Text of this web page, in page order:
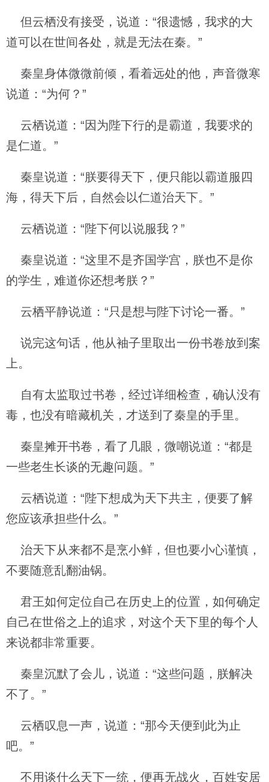
但云栖没有接受，说道：“很遗憾，我求的大
道可以在世间各处，就是无法在秦。”
秦皇身体微微前倾，看着远处的他，声音微寒
说道：“为何？”
云栖说道：“因为陛下行的是霸道，我要求的
是仁道。”
秦皇说道：“朕要得天下，便只能以霸道服四
海，得天下后，自然会以仁道治天下。”
云栖说道：“陛下何以说服我？”
秦皇说道：“这里不是齐国学宫，朕也不是你
的学生，难道你还想考朕？”
云栖平静说道：“只是想与陛下讨论一番。”
说完这句话，他从袖子里取出一份书卷放到案
上。
自有太监取过书卷，经过详细检查，确认没有
毒，也没有暗藏机关，才送到了秦皇的手里。
秦皇摊开书卷，看了几眼，微嘲说道：“都是
一些老生长谈的无趣问题。”
云栖说道：“陛下想成为天下共主，便要了解
您应该承担些什么。”
治天下从来都不是烹小鲜，但也要小心谨慎，
不要随意乱翻油锅。
君王如何定位自己在历史上的位置，如何确定
自己在世俗之上的追求，对这个天下里的每个人
来说都非常重要。
秦皇沉默了会儿，说道：“这些问题，朕解决
不了。”
云栖叹息一声，说道：“那今天便到此为止
吧。”
不用谈什么天下一统，便再无战火，百姓安居